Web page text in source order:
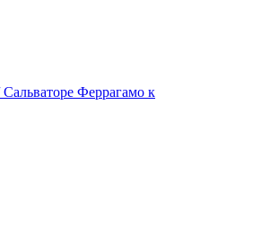
Сальваторе Феррагамо к